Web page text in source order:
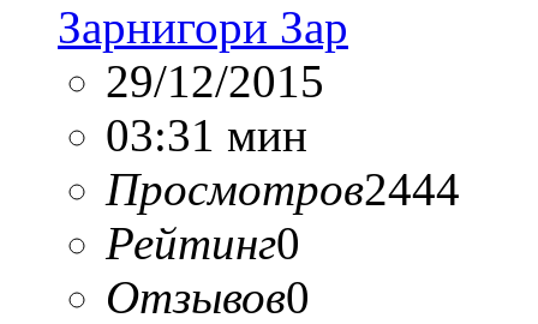
Зарнигори Зар
29/12/2015
03:31 мин
Просмотров2444
Рейтинг0
Отзывов0